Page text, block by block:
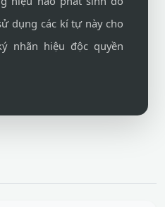
dụng các kí tự này cho
nhãn hiệu độc quyền